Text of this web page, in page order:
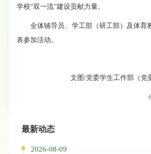
学校“双一流”建设贡献力量。
全体辅导员、学工部（研工部）及体育
表参加活动。
文 图/党委学生工作部（党
最新动态
2026-08-09